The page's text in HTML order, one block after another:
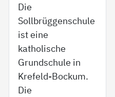
Die
Sollbrüggenschule
ist eine
katholische
Grundschule in
Krefeld-Bockum.
Die